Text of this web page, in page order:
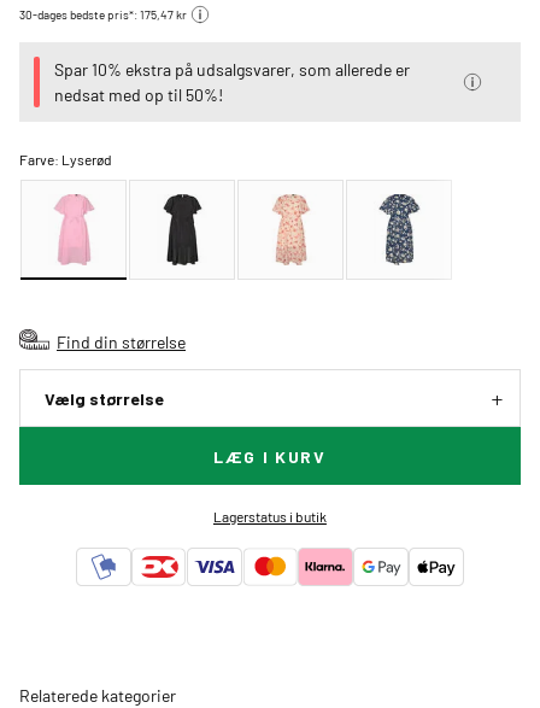
30-dages bedste pris*: 175,47 kr
Spar 10% ekstra på udsalgsvarer, som allerede er
nedsat med op til 50%!
Farve: Lyserød
Find din størrelse
Vælg størrelse
LÆG I KURV
Lagerstatus i butik
Relaterede kategorier